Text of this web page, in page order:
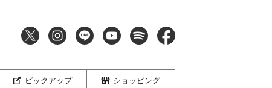
ピックアップ ショッピング